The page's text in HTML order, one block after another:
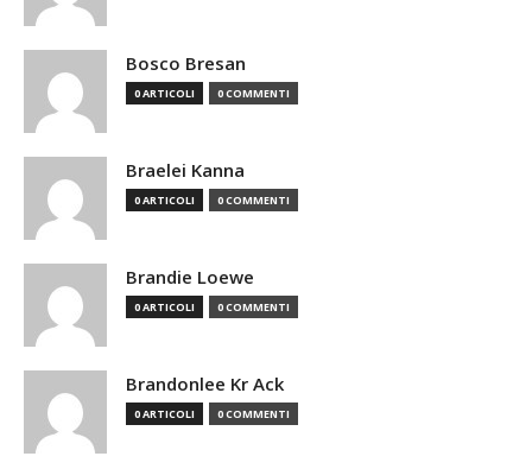
Bosco Bresan
0 ARTICOLI 0 COMMENTI
Braelei Kanna
0 ARTICOLI 0 COMMENTI
Brandie Loewe
0 ARTICOLI 0 COMMENTI
Brandonlee Kr Ack
0 ARTICOLI 0 COMMENTI